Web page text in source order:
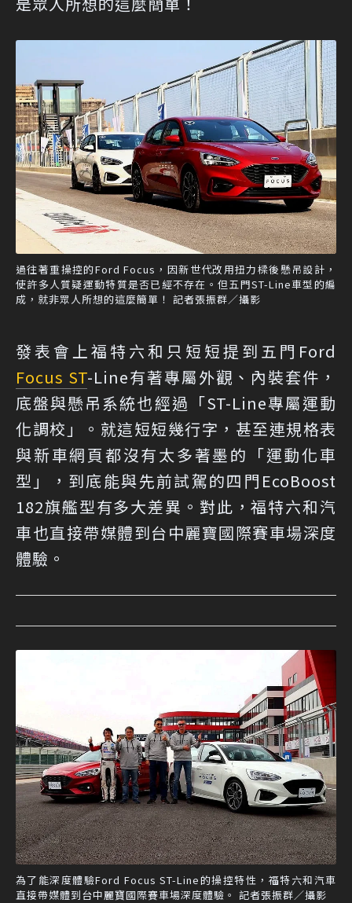
過往著重操控的Ford Focus，因新世代改用扭力樑後懸吊設計，
使許多人質疑運動特質是否已經不存在。但五門ST-Line車型的編
成，就非眾人所想的這麼簡單！ 記者張振群／攝影
發表會上福特六和只短短提到五門Ford
Focus ST-Line有著專屬外觀、內裝套件，
底盤與懸吊系統也經過「ST-Line專屬運動
化調校」。就這短短幾行字，甚至連規格表
與新車網頁都沒有太多著墨的「運動化車
型」，到底能與先前試駕的四門EcoBoost
182旗艦型有多大差異。對此，福特六和汽
車也直接帶媒體到台中麗寶國際賽車場深度
體驗。
為了能深度體驗Ford Focus ST-Line的操控特性，福特六和汽車
直接帶媒體到台中麗寶國際賽車場深度體驗。 記者張振群／攝影